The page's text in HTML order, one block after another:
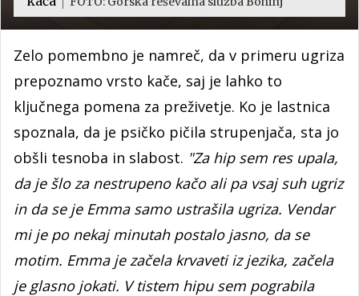
Zelo pomembno je namreč, da v primeru ugriza
prepoznamo vrsto kače, saj je lahko to
ključnega pomena za preživetje. Ko je lastnica
spoznala, da je psičko pičila strupenjača, sta jo
obšli tesnoba in slabost. "Za hip sem res upala,
da je šlo za nestrupeno kačo ali pa vsaj suh ugriz
in da se je Emma samo ustrašila ugriza. Vendar
mi je po nekaj minutah postalo jasno, da se
motim. Emma je začela krvaveti iz jezika, začela
je glasno jokati. V tistem hipu sem pograbila